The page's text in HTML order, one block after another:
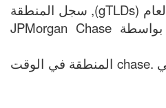
.chase هو نطاق الأعلى العام (gTLDs), سجل المنطقة
الذي يتم الحفاظ عليه بواسطة JPMorgan Chase
لدينا 95 نطاقات متوفر في .chase المنطقة في الوقت